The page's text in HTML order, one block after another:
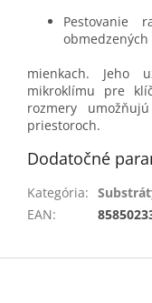
mienkach. Jeho
mikroklímu pre
rozmery
priestoroch.
Dodatočné
Kategória:
EAN:
Z